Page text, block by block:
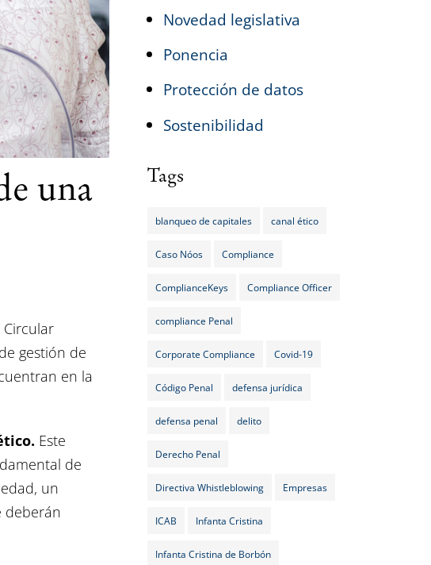
una
Circular
gestión de
en la
Este
de
un
deberán
Novedad legislativa
Ponencia
Protección de datos
Sostenibilidad
Tags
blanqueo de capitales canal ético
Caso Nóos Compliance
ComplianceKeys Compliance Officer
compliance Penal
Corporate Compliance Covid-19
Código Penal defensa jurídica
defensa penal delito
Derecho Penal
Directiva Whistleblowing Empresas
ICAB Infanta Cristina
Infanta Cristina de Borbón